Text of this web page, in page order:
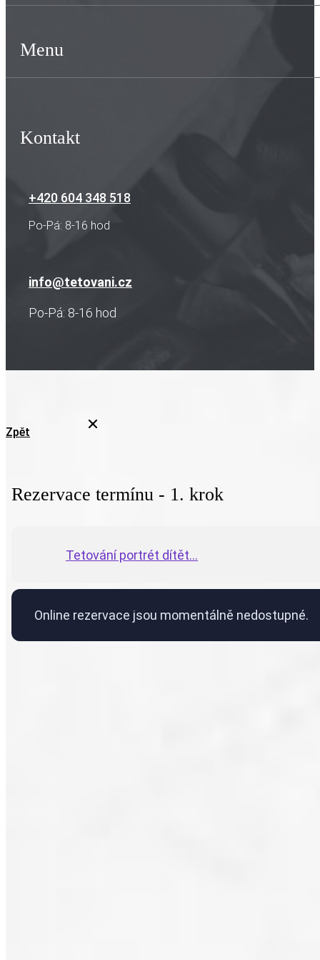
Menu
Kontakt
+420 604 348 518
Po-Pá: 8-16 hod
info@tetovani.cz
Po-Pá: 8-16 hod
Zpět
Rezervace termínu - 1. krok
Tetování portrét dítět...
Online rezervace jsou momentálně nedostupné.